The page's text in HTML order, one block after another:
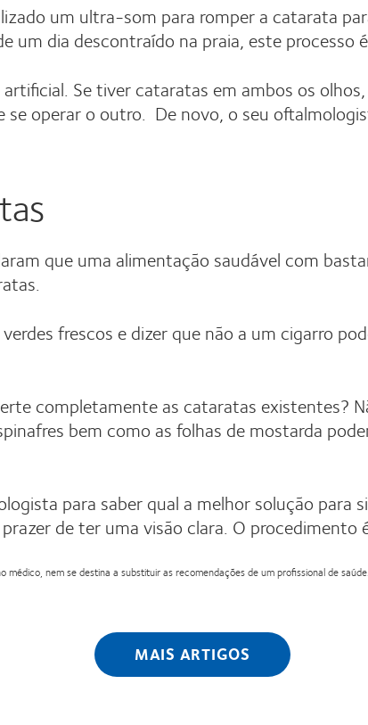
um ultra-som para romper a catarata
um dia descontraído na praia, este processo
Se tiver cataratas em ambos os
operar o outro. De novo, o seu
que uma alimentação saudável com
frescos e dizer que não a um cigarro
completamente as cataratas existentes?
bem como as folhas de mostarda
para saber qual a melhor solução para
de ter uma visão clara. O procedimento
nem se destina a substituir as recomendações de um profissional de
MAIS ARTIGOS